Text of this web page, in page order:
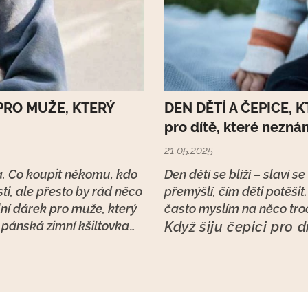
MUŽE, KTERÝ
Co koupit někomu, kdo
ale přesto by rád něco
dárek pro muže, který
zimní kšiltovka
DEN DĚTÍ A ČEPICE,
pro dítě, které
21.05.2025
Den dětí se blíží – slaví
přemýšlí, čím děti
často myslím na něco
Když šiju čepici pro